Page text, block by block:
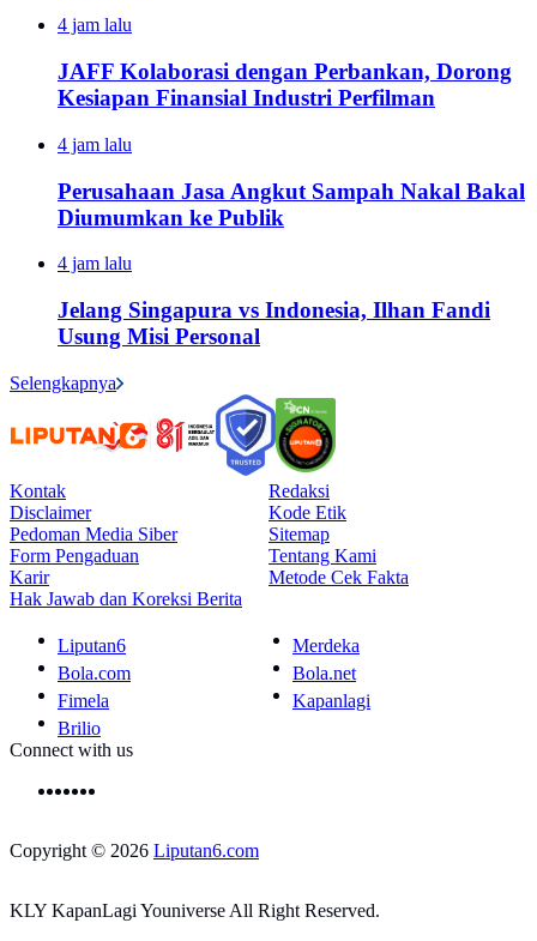
4 jam lalu
JAFF Kolaborasi dengan Perbankan, Dorong
Kesiapan Finansial Industri Perfilman
4 jam lalu
Perusahaan Jasa Angkut Sampah Nakal Bakal
Diumumkan ke Publik
4 jam lalu
Jelang Singapura vs Indonesia, Ilhan Fandi
Usung Misi Personal
Selengkapnya
Kontak
Redaksi
Disclaimer
Kode Etik
Pedoman Media Siber
Sitemap
Form Pengaduan
Tentang Kami
Karir
Metode Cek Fakta
Hak Jawab dan Koreksi Berita
Liputan6
Merdeka
Bola.com
Bola.net
Fimela
Kapanlagi
Brilio
Connect with us
Copyright © 2026 Liputan6.com
KLY KapanLagi Youniverse All Right Reserved.